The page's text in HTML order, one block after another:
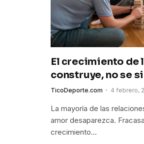
El crecimiento de
construye, no se
TicoDeporte.com 4 febrero,
La mayoría de las
amor desaparezca.
crecimiento…